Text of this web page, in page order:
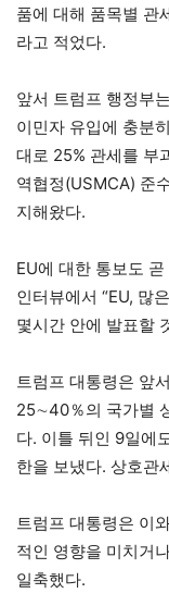
품에 대해 품목별 관
라고 적었다.
앞서 트럼프 행정부
이민자 유입에 충분
대로 25% 관세를 부
역협정(USMCA) 준
지해왔다.
EU에 대한 통보도
인터뷰에서 “EU, 많
몇시간 안에 발표할
트럼프 대통령은 앞
25∼40％의 국가별
다. 이틀 뒤인 9일에
한을 보냈다. 상호관
트럼프 대통령은 이
적인 영향을 미치거
일축했다.